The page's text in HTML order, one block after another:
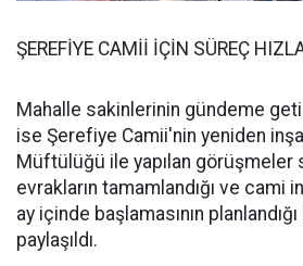
ŞEREFİYE CAMİİ İÇİN SÜREÇ
Mahalle sakinlerinin gündeme
ise Şerefiye Camii'nin yeniden
Müftülüğü ile yapılan görüşmeler
evrakların tamamlandığı ve cami
ay içinde başlamasının
paylaşıldı.